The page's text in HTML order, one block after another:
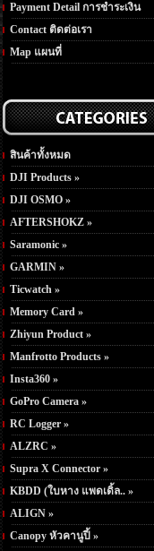
Payment Detail การชำระเงิน
Contact ติดต่อเรา
Map แผนที่
สินค้าทั้งหมด
DJI Products »
DJI OSMO »
AFTERSHOKZ »
Saramonic »
GARMIN »
Ticwatch »
Memory Card »
Zhiyun Product »
Manfrotto Products »
Insta360 »
GoPro Camera »
RC Logger »
ALZRC »
Supra X Connector »
KBDD (ใบหาง แพดเดิ้ล.. »
ALIGN »
Canopy หัวคานูปี้ »